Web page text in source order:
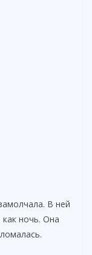
В ней
ночь. Она